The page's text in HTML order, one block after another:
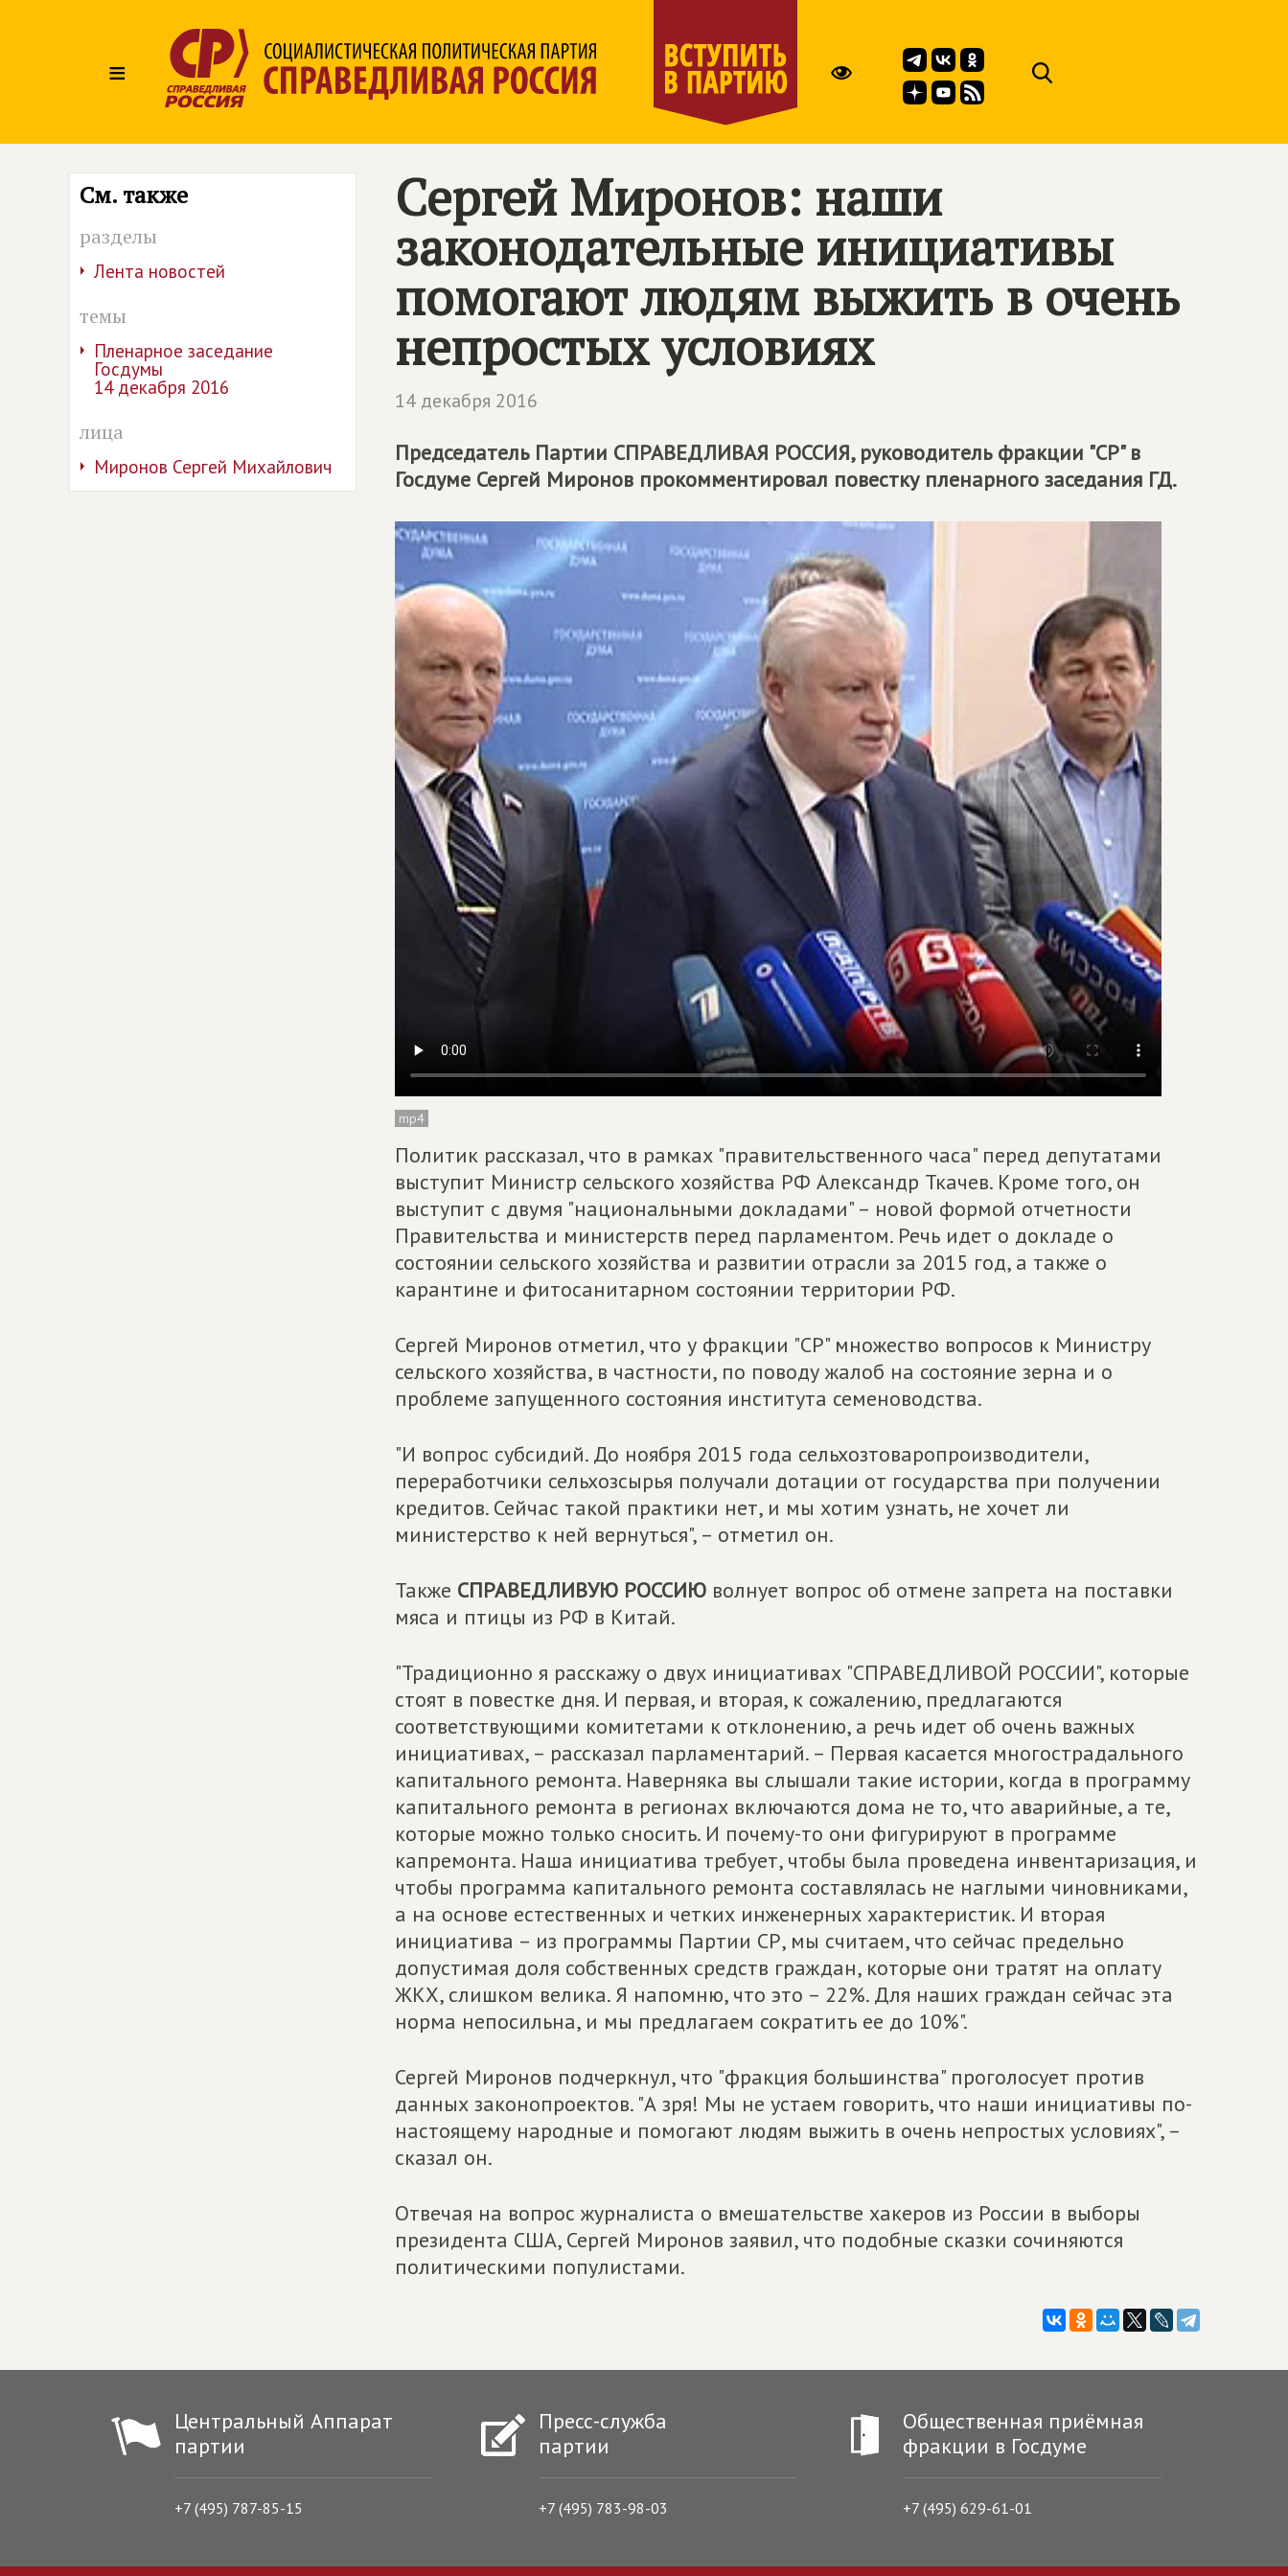
≡
См. также
разделы
Лента новостей
темы
Пленарное заседание
Госдумы
14 декабря 2016
лица
Миронов Сергей Михайлович
Сергей Миронов: наши
законодательные инициативы
помогают людям выжить в очень
непростых условиях
14 декабря 2016
Председатель Партии СПРАВЕДЛИВАЯ РОССИЯ, руководитель фракции "СР" в
Госдуме Сергей Миронов прокомментировал повестку пленарного заседания ГД.
mp4
Политик рассказал, что в рамках "правительственного часа" перед депутатами
выступит Министр сельского хозяйства РФ Александр Ткачев. Кроме того, он
выступит с двумя "национальными докладами" – новой формой отчетности
Правительства и министерств перед парламентом. Речь идет о докладе о
состоянии сельского хозяйства и развитии отрасли за 2015 год, а также о
карантине и фитосанитарном состоянии территории РФ.
Сергей Миронов отметил, что у фракции "СР" множество вопросов к Министру
сельского хозяйства, в частности, по поводу жалоб на состояние зерна и о
проблеме запущенного состояния института семеноводства.
"И вопрос субсидий. До ноября 2015 года сельхозтоваропроизводители,
переработчики сельхозсырья получали дотации от государства при получении
кредитов. Сейчас такой практики нет, и мы хотим узнать, не хочет ли
министерство к ней вернуться", – отметил он.
Также СПРАВЕДЛИВУЮ РОССИЮ волнует вопрос об отмене запрета на поставки
мяса и птицы из РФ в Китай.
"Традиционно я расскажу о двух инициативах "СПРАВЕДЛИВОЙ РОССИИ", которые
стоят в повестке дня. И первая, и вторая, к сожалению, предлагаются
соответствующими комитетами к отклонению, а речь идет об очень важных
инициативах, – рассказал парламентарий. – Первая касается многострадального
капитального ремонта. Наверняка вы слышали такие истории, когда в программу
капитального ремонта в регионах включаются дома не то, что аварийные, а те,
которые можно только сносить. И почему-то они фигурируют в программе
капремонта. Наша инициатива требует, чтобы была проведена инвентаризация, и
чтобы программа капитального ремонта составлялась не наглыми чиновниками,
а на основе естественных и четких инженерных характеристик. И вторая
инициатива – из программы Партии СР, мы считаем, что сейчас предельно
допустимая доля собственных средств граждан, которые они тратят на оплату
ЖКХ, слишком велика. Я напомню, что это – 22%. Для наших граждан сейчас эта
норма непосильна, и мы предлагаем сократить ее до 10%".
Сергей Миронов подчеркнул, что "фракция большинства" проголосует против
данных законопроектов. "А зря! Мы не устаем говорить, что наши инициативы по-
настоящему народные и помогают людям выжить в очень непростых условиях", –
сказал он.
Отвечая на вопрос журналиста о вмешательстве хакеров из России в выборы
президента США, Сергей Миронов заявил, что подобные сказки сочиняются
политическими популистами.
Центральный Аппарат
партии
+7 (495) 787-85-15
Пресс-служба
партии
+7 (495) 783-98-03
Общественная приёмная
фракции в Госдуме
+7 (495) 629-61-01